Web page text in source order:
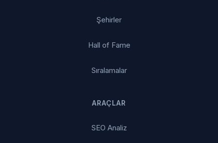
Şehirler
Hall of Fame
Sıralamalar
ARAÇLAR
SEO Analiz